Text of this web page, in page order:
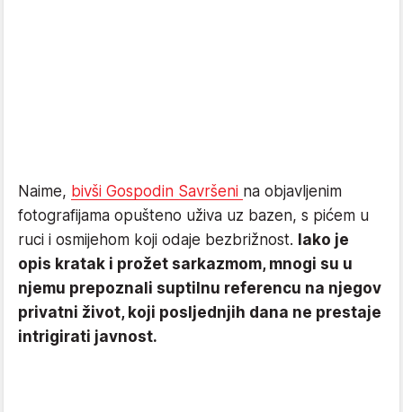
Naime, bivši Gospodin Savršeni na objavljenim
fotografijama opušteno uživa uz bazen, s pićem u
ruci i osmijehom koji odaje bezbrižnost. Iako je
opis kratak i prožet sarkazmom, mnogi su u
njemu prepoznali suptilnu referencu na njegov
privatni život, koji posljednjih dana ne prestaje
intrigirati javnost.